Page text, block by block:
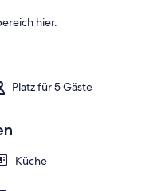
im Freien
hier.
Platz für 5 Gäste
Küche